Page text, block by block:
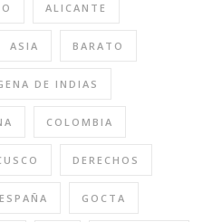
ALICANTE
ASIA BARATO
DE INDIAS
COLOMBIA
DERECHOS
ESPAÑA GOCTA